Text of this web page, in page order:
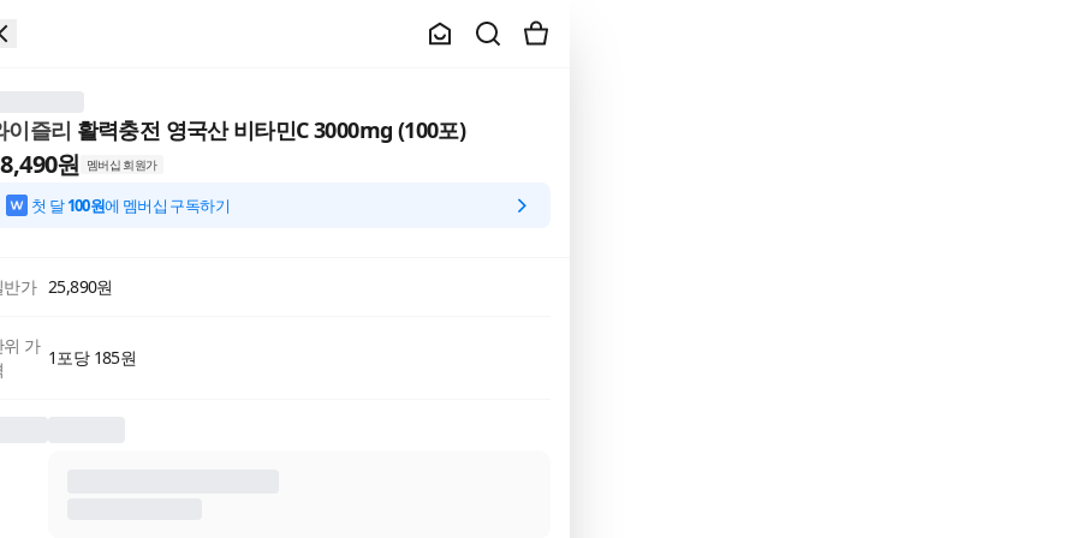
이즐리 활력충전 영국산 비타민C 3000mg (100포)
원 멤버십 회원가
첫 달100원에 멤버십 구독하기
반가 25,890원
위 가
1포당 185원